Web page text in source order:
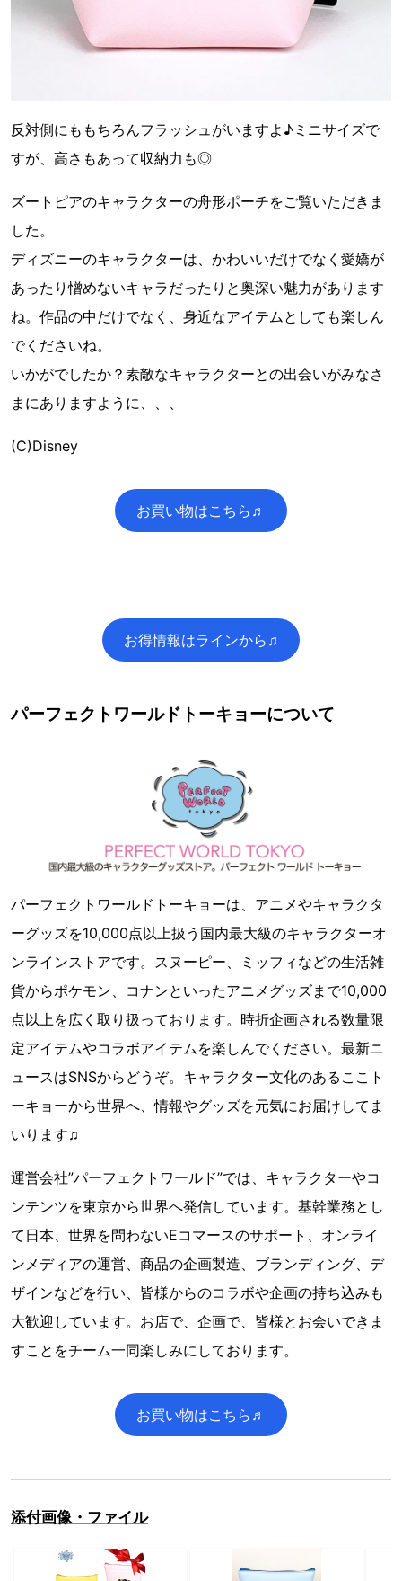
反対側にももちろんフラッシュがいますよ♪ミニサイズで
すが、高さもあって収納力も◎
ズートピアのキャラクターの舟形ポーチをご覧いただきま
した。
ディズニーのキャラクターは、かわいいだけでなく愛嬌が
あったり憎めないキャラだったりと奥深い魅力があります
ね。作品の中だけでなく、身近なアイテムとしても楽しん
でくださいね。
いかがでしたか？素敵なキャラクターとの出会いがみなさ
まにありますように、、、
(C)Disney
お買い物はこちら♬
お得情報はラインから♫
パーフェクトワールドトーキョーについて
パーフェクトワールドトーキョーは、アニメやキャラクタ
ーグッズを10,000点以上扱う国内最大級のキャラクターオ
ンラインストアです。スヌーピー、ミッフィなどの生活雑
貨からポケモン、コナンといったアニメグッズまで10,000
点以上を広く取り扱っております。時折企画される数量限
定アイテムやコラボアイテムを楽しんでください。最新ニ
ュースはSNSからどうぞ。キャラクター文化のあるここト
ーキョーから世界へ、情報やグッズを元気にお届けしてま
いります♫
運営会社”パーフェクトワールド”では、キャラクターやコ
ンテンツを東京から世界へ発信しています。基幹業務とし
て日本、世界を問わないEコマースのサポート、オンライ
ンメディアの運営、商品の企画製造、ブランディング、デ
ザインなどを行い、皆様からのコラボや企画の持ち込みも
大歓迎しています。お店で、企画で、皆様とお会いできま
すことをチーム一同楽しみにしております。
お買い物はこちら♬
添付画像・ファイル